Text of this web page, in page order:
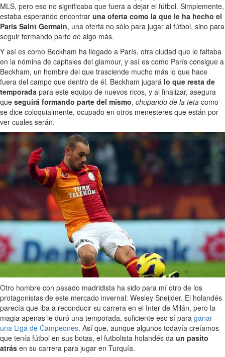
MLS, pero eso no significaba que fuera a dejar el fútbol. Simplemente,
estaba esperando encontrar una oferta como la que le ha hecho el
París Saint Germain, una oferta no sólo para jugar al fútbol, sino para
seguir formando parte de algo más.
Y así es como Beckham ha llegado a París, otra ciudad que le faltaba
en la nómina de capitales del glamour, y así es como París consigue a
Beckham, un hombre del que trasciende mucho más lo que hace
fuera del campo que dentro de él. Beckham jugará lo que resta de
temporada para este equipo de nuevos ricos, y al finalizar, asegura
que seguirá formando parte del mismo, chupando de la teta como
se dice coloquialmente, ocupado en otros menesteres que están por
ver cuales serán.
Otro hombre con pasado madridista ha sido para mí otro de los
protagonistas de este mercado invernal: Wesley Sneijder. El holandés
parecía que iba a reconducir su carrera en el Inter de Milán, pero la
magia apenas le duró una temporada, suficiente eso sí para ganar
una Liga de Campeones. Así que, aunque algunos todavía creíamos
que tenía fútbol en sus botas, el futbolista holandés da un pasito
atrás en su carrera para jugar en Turquía.